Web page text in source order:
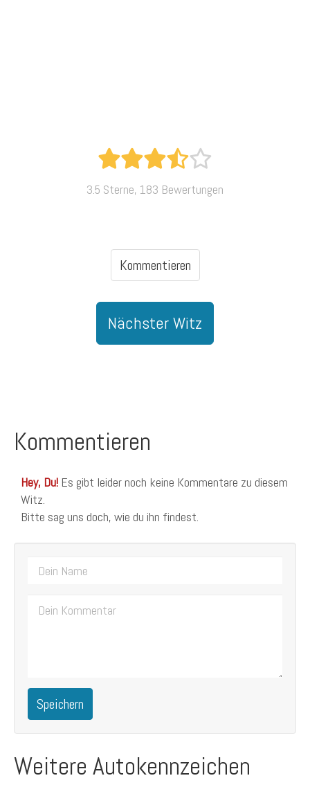
3.5 Sterne, 183 Bewertungen
Kommentieren
Nächster Witz
Kommentieren
Hey, Du! Es gibt leider noch keine Kommentare zu diesem
Witz.
Bitte sag uns doch, wie du ihn findest.
Speichern
Weitere Autokennzeichen